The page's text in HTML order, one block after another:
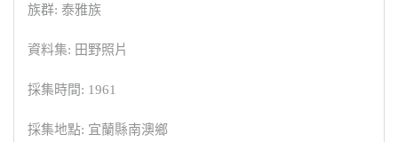
族群: 泰雅族
資料集: 田野照片
採集時間: 1961
採集地點: 宜蘭縣南澳鄉